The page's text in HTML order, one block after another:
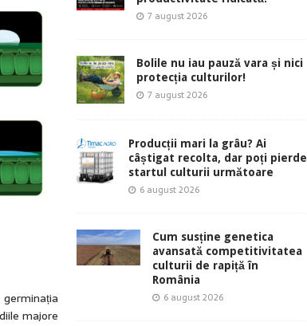
majore
7 august 2026
Bolile nu iau pauză vara și nici
protecția culturilor!
7 august 2026
Producții mari la grâu? Ai
câștigat recolta, dar poți pierde
startul culturii următoare
6 august 2026
Cum susține genetica
avansată competitivitatea
culturii de rapiță în
România
6 august 2026